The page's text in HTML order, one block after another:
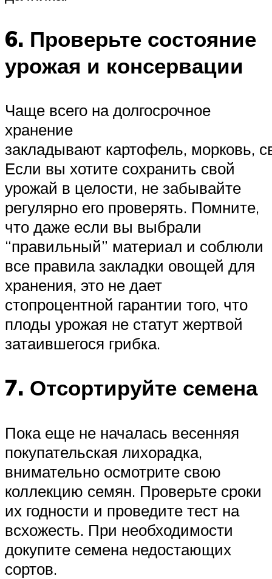
6. Проверьте состояние
урожая и консервации
Чаще всего на долгосрочное
хранение
закладывают картофель, морковь,
Если вы хотите сохранить свой
урожай в целости, не забывайте
регулярно его проверять. Помните,
что даже если вы выбрали
“правильный” материал и соблюли
все правила закладки овощей для
хранения, это не дает
стопроцентной гарантии того, что
плоды урожая не статут жертвой
затаившегося грибка.
7. Отсортируйте семена
Пока еще не началась весенняя
покупательская лихорадка,
внимательно осмотрите свою
коллекцию семян. Проверьте сроки
их годности и проведите тест на
всхожесть. При необходимости
докупите семена недостающих
сортов.